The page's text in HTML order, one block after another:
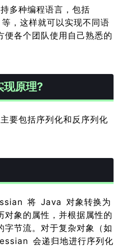
多种编程语言，包括
，这样就可以实现不同语
便各个团队使用自己熟悉的
原理?
要包括序列化和反序列化
将 Java 对象转换为
对象的属性，并根据属性的
字节流。对于复杂对象（如
会递归地进行序列化